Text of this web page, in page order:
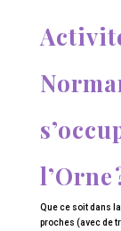
l’Orne
Que ce soit dans
proches (avec de